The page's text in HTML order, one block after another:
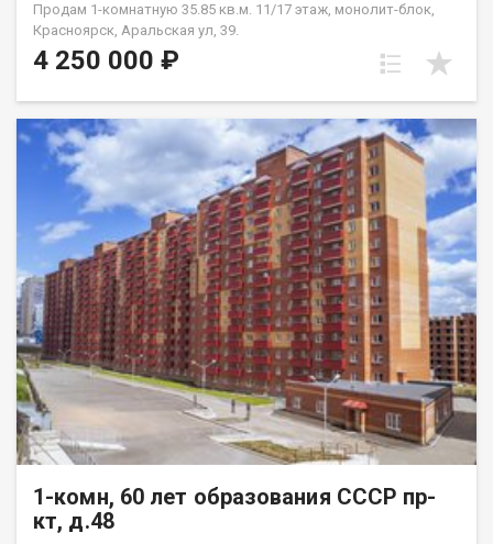
Продам 1-комнатную 35.85 кв.м. 11/17 этаж, монолит-блок,
Красноярск, Аральская ул, 39.
4 250 000 ₽
1-комн, 60 лет образования СССР пр-
кт, д.48